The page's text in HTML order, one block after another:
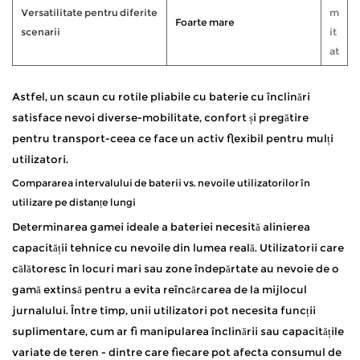
Versatilitate pentru diferite
scenarii
Foarte mare
m
it
at
Astfel, un scaun cu rotile pliabile cu baterie cu înclinări
satisface nevoi diverse-mobilitate, confort și pregătire
pentru transport-ceea ce face un activ flexibil pentru mulți
utilizatori.
Compararea intervalului de baterii vs. nevoile utilizatorilor în
utilizare pe distanțe lungi
Determinarea gamei ideale a bateriei necesită alinierea
capacității tehnice cu nevoile din lumea reală. Utilizatorii care
călătoresc în locuri mari sau zone îndepărtate au nevoie de o
gamă extinsă pentru a evita reîncărcarea de la mijlocul
jurnalului. Între timp, unii utilizatori pot necesita funcții
suplimentare, cum ar fi manipularea înclinării sau capacitățile
variate de teren - dintre care fiecare pot afecta consumul de